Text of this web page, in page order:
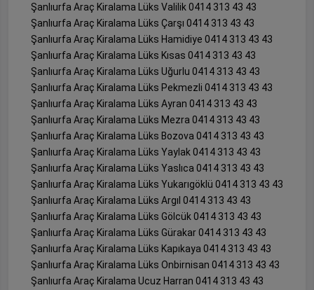
Şanlıurfa Araç Kiralama Lüks Valilik 0414 313 43 43
Şanlıurfa Araç Kiralama Lüks Çarşı 0414 313 43 43
Şanlıurfa Araç Kiralama Lüks Hamidiye 0414 313 43 43
Şanlıurfa Araç Kiralama Lüks Kısas 0414 313 43 43
Şanlıurfa Araç Kiralama Lüks Uğurlu 0414 313 43 43
Şanlıurfa Araç Kiralama Lüks Pekmezli 0414 313 43 43
Şanlıurfa Araç Kiralama Lüks Ayran 0414 313 43 43
Şanlıurfa Araç Kiralama Lüks Mezra 0414 313 43 43
Şanlıurfa Araç Kiralama Lüks Bozova 0414 313 43 43
Şanlıurfa Araç Kiralama Lüks Yaylak 0414 313 43 43
Şanlıurfa Araç Kiralama Lüks Yaslıca 0414 313 43 43
Şanlıurfa Araç Kiralama Lüks Yukarıgöklü 0414 313 43 43
Şanlıurfa Araç Kiralama Lüks Argıl 0414 313 43 43
Şanlıurfa Araç Kiralama Lüks Gölcük 0414 313 43 43
Şanlıurfa Araç Kiralama Lüks Gürakar 0414 313 43 43
Şanlıurfa Araç Kiralama Lüks Kapıkaya 0414 313 43 43
Şanlıurfa Araç Kiralama Lüks Onbirnisan 0414 313 43 43
Şanlıurfa Araç Kiralama Ucuz Harran 0414 313 43 43